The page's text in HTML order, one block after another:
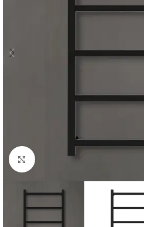
Click to enlarge